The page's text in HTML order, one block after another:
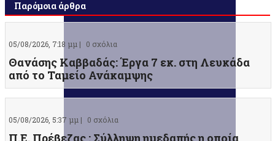
Παρόμοια άρθρα
05/08/2026, 7:18 μμ | 0 σχόλια
Θανάσης Καββαδάς: Έργα 7 εκ. στη Λευκάδα
από το Ταμείο Ανάκαμψης
05/08/2026, 5:37 μμ | 0 σχόλια